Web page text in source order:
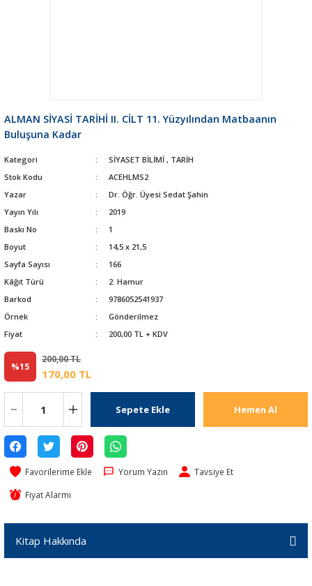
ALMAN SİYASİ TARİHİ II. CİLT 11. Yüzyılından Matbaanın
Buluşuna Kadar
Kategori SİYASET BİLİMİ , TARİH
Stok Kodu
ACEHLMS2
Yazar
Dr. Öğr. Üyesi Sedat Şahin
Yayın Yılı
2019
Baskı No
1
Boyut
14,5 x 21,5
Sayfa Sayısı
166
Kâğıt Türü
2. Hamur
Barkod
9786052541937
Örnek
Gönderilmez
Fiyat
200,00 TL + KDV
%15
200,00 TL
170,00 TL
Sepete Ekle Hemen Al
Yorum Yazın Tavsiye Et
Fiyat Alarmı
Kitap Hakkında